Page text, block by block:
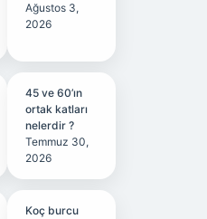
Ağustos 3,
2026
45 ve 60’ın
ortak katları
nelerdir ?
Temmuz 30,
2026
Koç burcu